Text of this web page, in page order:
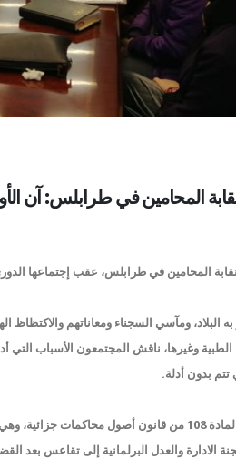
المحامين في طرابلس: آن
المحامين في طرابلس، عقب إجتماعها الدوري
به البلاد، ومآسي السجناء ومعاناتهم
وغيرها، ناقش المجتمعون الأسباب التي
تتم بدون أدلة.
- الغياب التام لتطبيق نص المادة 108 من قانون
الادارة والعدل البرلمانية إلى تقاعس بعد